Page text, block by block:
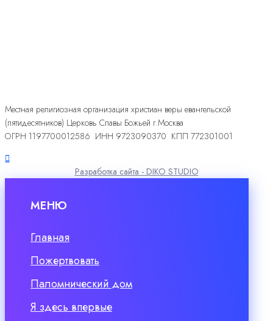
Местная религиозная организация христиан веры евангельской
(пятидесятников) Церковь Славы Божьей г.Москва
ОГРН 1197700012586 ИНН 9723090370 КПП 772301001
Разработка сайта - DIKO STUDIO
МЕНЮ
Главная
Пожертвовать
Паломнический дом
Я здесь впервые